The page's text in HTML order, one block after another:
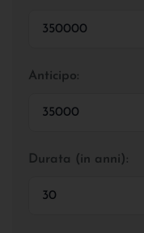
Anticipo:
Durata (in anni):